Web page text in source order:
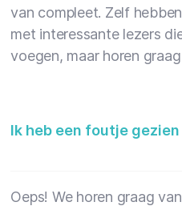
van compleet. Zelf
met interessante lezers
voegen, maar horen
Ik heb een foutje gezien
Oeps! We horen graag